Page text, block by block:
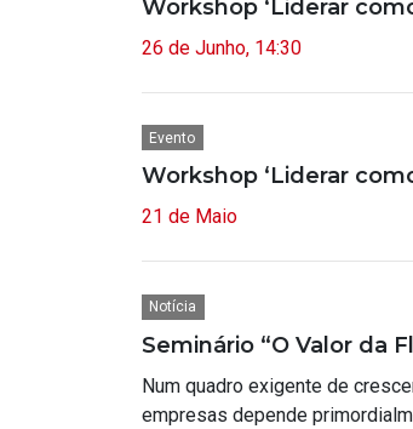
Workshop ‘Liderar
26 de Junho, 14:30
Evento
Workshop ‘Liderar
21 de Maio
Notícia
Seminário “O Valor da
Num quadro exigente de
empresas depende